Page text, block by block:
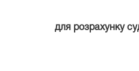
для розрахунку